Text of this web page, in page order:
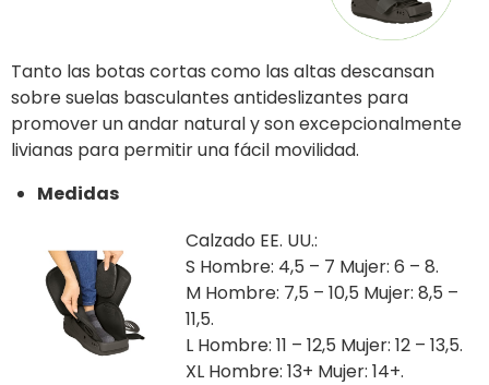
Tanto las botas cortas como las altas descansan
sobre suelas basculantes antideslizantes para
promover un andar natural y son excepcionalmente
livianas para permitir una fácil movilidad.
Medidas
Calzado EE. UU.:
S Hombre: 4,5 – 7 Mujer: 6 – 8.
M Hombre: 7,5 – 10,5 Mujer: 8,5 –
11,5.
L Hombre: 11 – 12,5 Mujer: 12 – 13,5.
XL Hombre: 13+ Mujer: 14+.